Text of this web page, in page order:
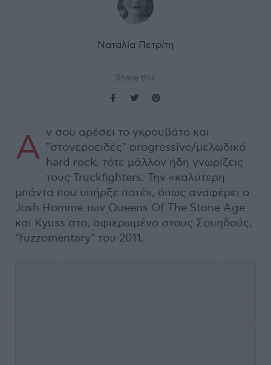
Ναταλία Πετρίτη
Share this
Α ν σου αρέσει το γκρουβάτο και
"στονεροειδές" progressive/μελωδικό
hard rock, τότε μάλλον ήδη γνωρίζεις
τους Truckfighters. Την «καλύτερη
μπάντα που υπήρξε ποτέ», όπως αναφέρει ο
Josh Homme των Queens Of The Stone Age
και Kyuss στο, αφιερωμένο στους Σουηδούς,
"fuzzomentary" του 2011.